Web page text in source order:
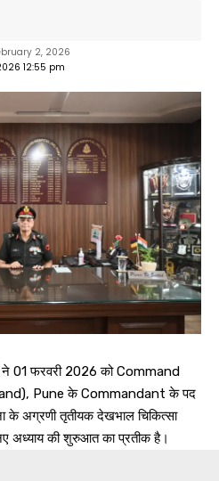
12:55 pm
2, 2026
01 फरवरी 2026 को Command
Pune के Commandant के पद
के अग्रणी तृतीयक देखभाल चिकित्सा
अध्याय की शुरुआत का प्रतीक है।